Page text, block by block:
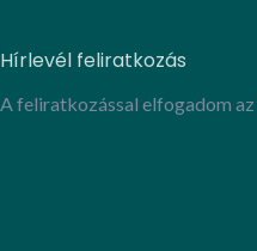
Hírlevél feliratkozás
A feliratkozással elfogadom az